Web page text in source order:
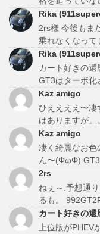
Rika
2rs様 今後もま
乗れなくなっ
Rika
カート好きの還
GT3はターボ化
Kaz amigo
ひええええ〜
はありますが。
Kaz amigo
凄く綺麗なお色
ん〜(ΦωΦ) GT3
2rs
ねぇ～.予想通
るも。
カート好きの還
上位版が